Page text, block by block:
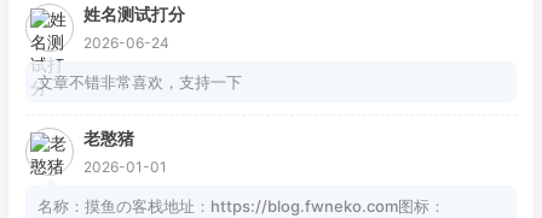
姓名测试打分
2026-06-24
文章不错非常喜欢，支持一下
老憨猪
2026-01-01
名称：摸鱼の客栈地址：https://blog.fwneko.com图标：